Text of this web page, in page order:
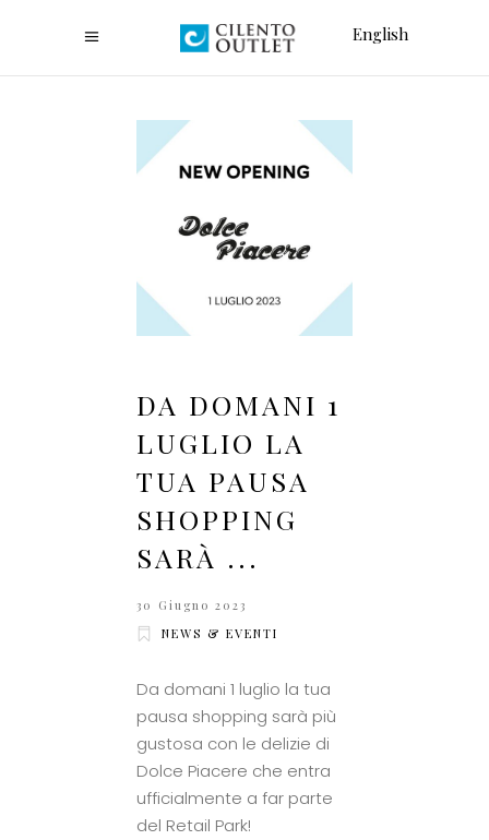
English
DA DOMANI 1
LUGLIO LA
TUA PAUSA
SHOPPING
SARÀ ...
30 Giugno 2023
NEWS & EVENTI
Da domani 1 luglio la tua
pausa shopping sarà più
gustosa con le delizie di
Dolce Piacere che entra
ufficialmente a far parte
del Retail Park!